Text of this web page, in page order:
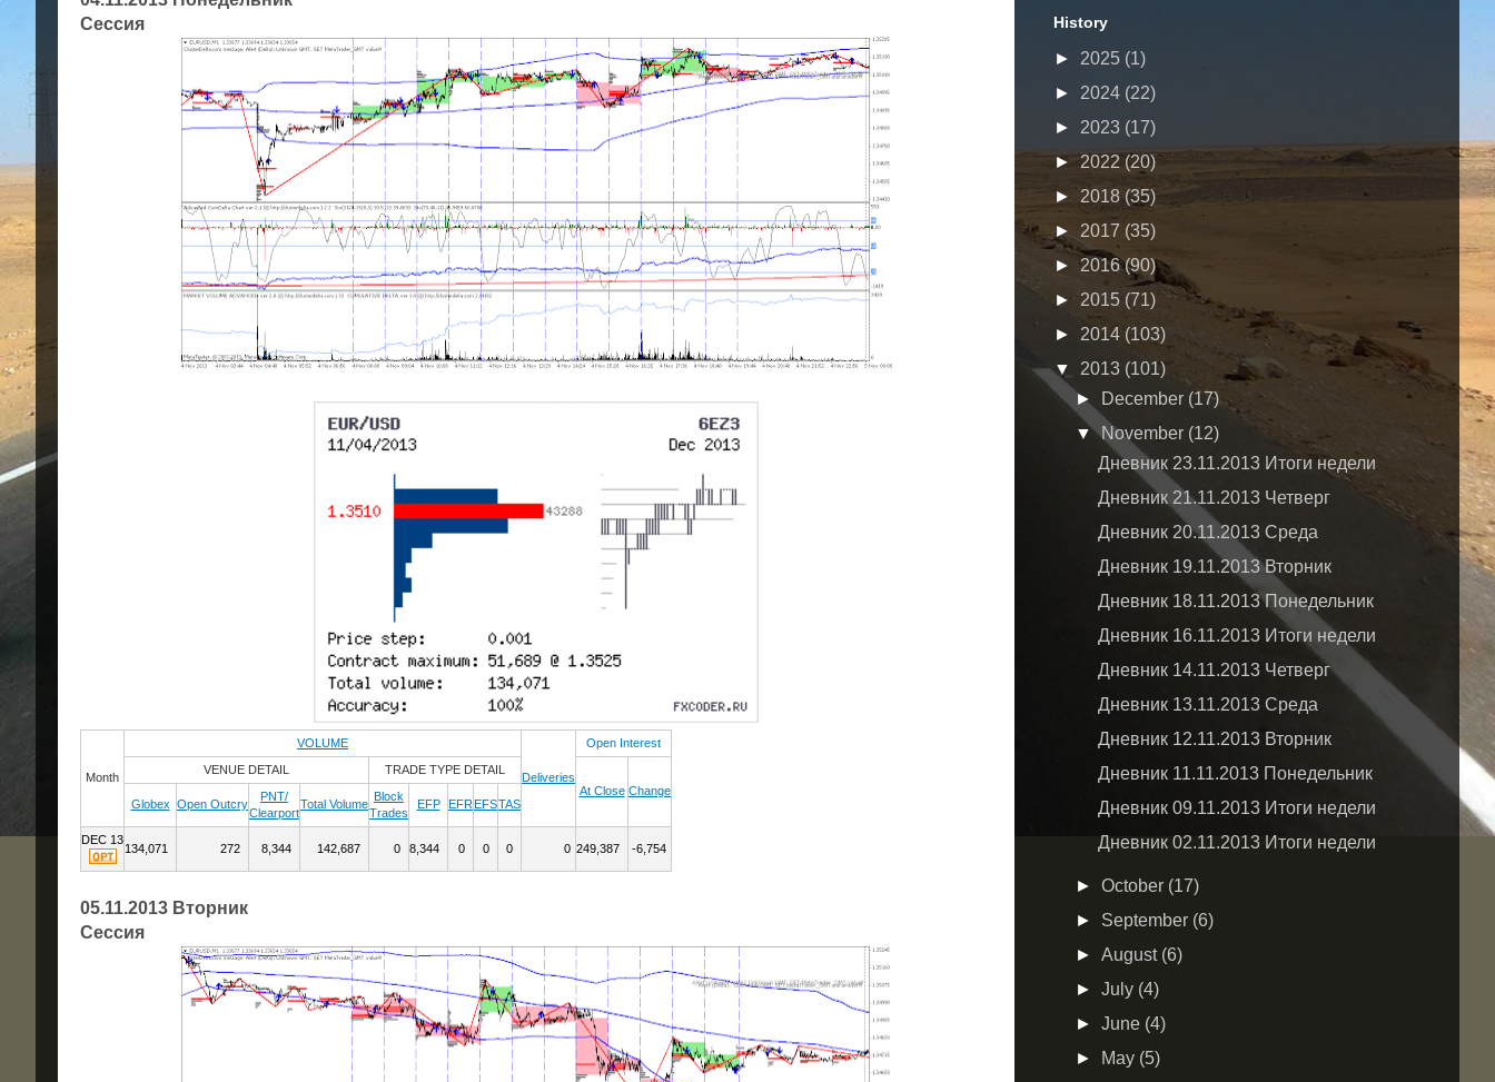
Сессия
Month
VOLUME
Deliveries
Open Interest
VENUE DETAIL
TRADE TYPE DETAIL
At Close Change
Globex Open Outcry
PNT/
Clearport
Total Volume
Block
Trades
EFP EFR EFSTAS
DEC 13
134,071 272 8,344 142,687 0 8,344 0 0 0 0 249,387 -6,754
05.11.2013 Вторник
Сессия
History
► 2025 (1)
► 2024 (22)
► 2023 (17)
► 2022(20)
► 2018 (35)
► 2017 (35)
► 2016(90)
► 2015 (71)
► 2014 (103)
▼ 2013 (101)
►
December (17)
▼November (12)
Дневник 23.11.2013 Итоги недели
Дневник 21.11.2013 Четверг
Дневник 20.11.2013 Среда
Дневник 19.11.2013 Вторник
Дневник 18.11.2013 Понедельник
Дневник 16.11.2013 Итоги недели
Дневник 14.11.2013 Четверг
Дневник 13.11.2013 Среда
Дневник 12.11.2013 Вторник
Дневник 11.11.2013 Понедельник
Дневник 09.11.2013 Итоги недели
Дневник 02.11.2013 Итоги недели
►October (17)
► September (6)
►August (6)
►July (4)
►June (4)
►
May (5)